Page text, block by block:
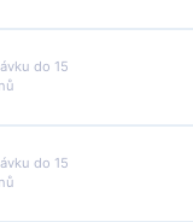
do 15
do 15